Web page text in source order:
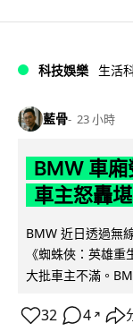
科技娛樂 生活
藍骨 23 小時
BMW 車
車主怒轟
BMW 近日透過無
《蜘蛛俠：英雄
大批車主不滿。
32 4 ↗